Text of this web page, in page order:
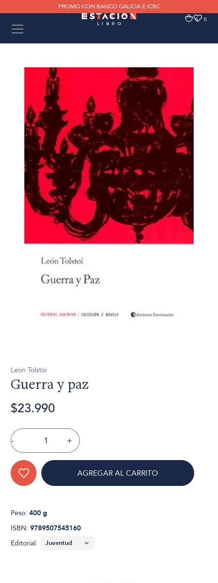
PROMO CON BANCO GALICIA E ICBC
0 0
León Tolstoi
Guerra y paz
$23.990
- +
AGREGAR AL CARRITO
Peso:400 g
ISBN:9789507545160
Editorial: